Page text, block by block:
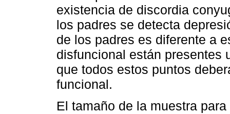
existencia de discordia
los padres se detecta
de los padres es diferente a
disfuncional están presentes
que todos estos puntos
funcional.
El tamaño de la muestra